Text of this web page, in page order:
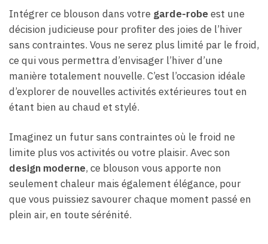
Intégrer ce blouson dans votre garde-robeest une
décision judicieuse pour profiter des joies de l’hiver
sans contraintes. Vous ne serez plus limité par le froid,
ce qui vous permettra d’envisager l’hiver d’une
manière totalement nouvelle. C’est l’occasion idéale
d’explorer de nouvelles activités extérieures tout en
étant bien au chaud et stylé.
Imaginez un futur sans contraintes où le froid ne
limite plus vos activités ou votre plaisir. Avec son
design moderne, ce blouson vous apporte non
seulement chaleur mais également élégance, pour
que vous puissiez savourer chaque moment passé en
plein air, en toute sérénité.